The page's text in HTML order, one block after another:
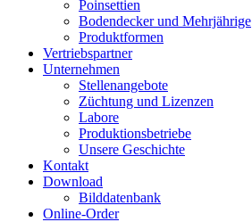
Poinsettien
Bodendecker und Mehrjährige
Produktformen
Vertriebspartner
Unternehmen
Stellenangebote
Züchtung und Lizenzen
Labore
Produktionsbetriebe
Unsere Geschichte
Kontakt
Download
Bilddatenbank
Online-Order